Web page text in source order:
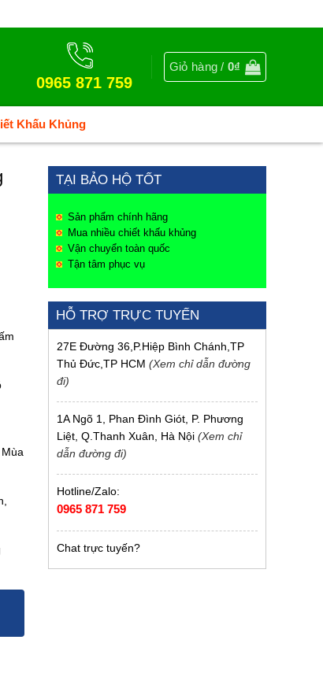
0965 871 759
Giỏ hàng /0₫
Khấu Khủng
TẠI BẢO HỘ TỐT
Sản phẩm chính hãng
Mua nhiều chiết khấu khủng
Vận chuyển toàn quốc
Tận tâm phục vụ
HỖ TRỢ TRỰC TUYẾN
27E Đường 36,P.Hiệp Bình Chánh,TP
Thủ Đức,TP HCM (Xem chỉ dẫn đường
đi)
1A Ngõ 1, Phan Đình Giót, P. Phương
Liệt, Q.Thanh Xuân, Hà Nội (Xem chỉ
dẫn đường đi)
Hotline/Zalo:
0965 871 759
Chat trực tuyến?